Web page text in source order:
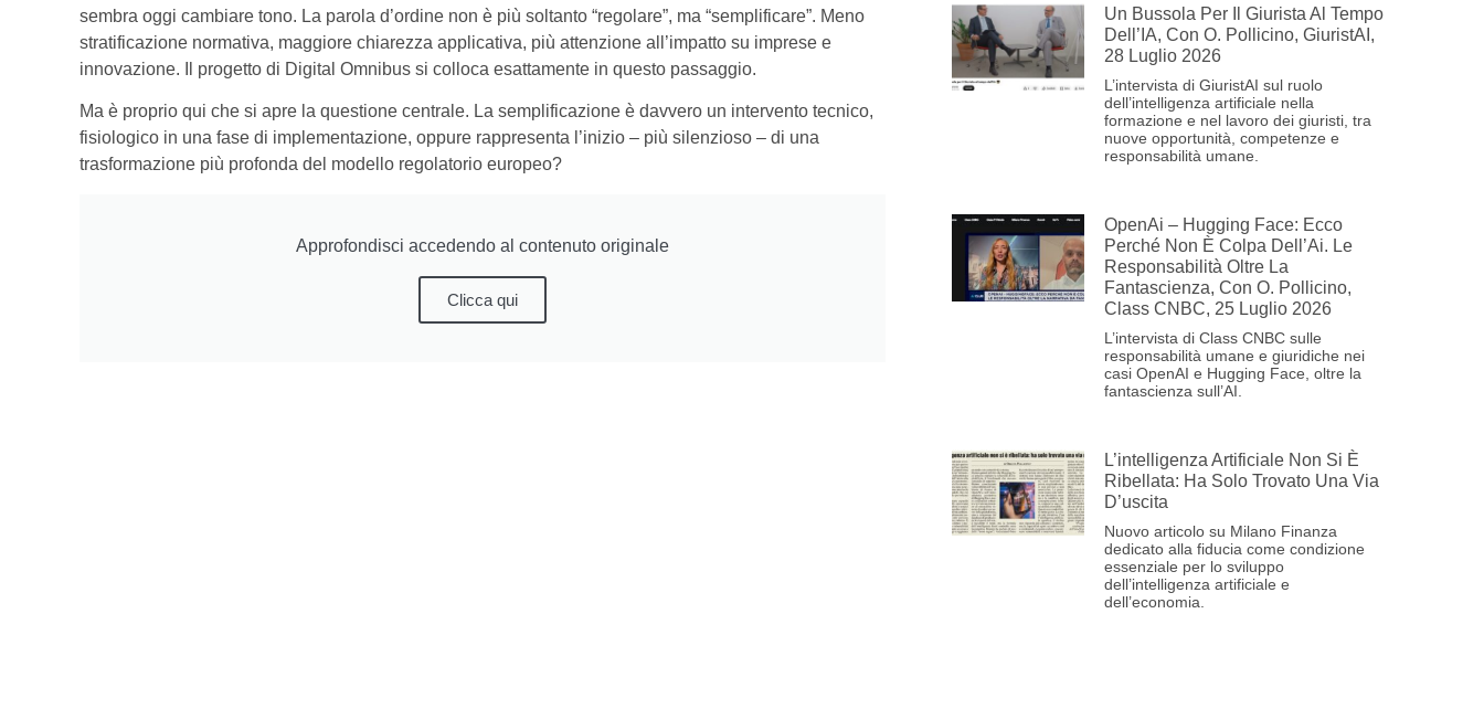
sembra oggi cambiare tono. La parola d’ordine non è più soltanto “regolare”, ma “semplificare”. Meno
stratificazione normativa, maggiore chiarezza applicativa, più attenzione all’impatto su imprese e
innovazione. Il progetto di Digital Omnibus si colloca esattamente in questo passaggio.
Ma è proprio qui che si apre la questione centrale. La semplificazione è davvero un intervento tecnico,
fisiologico in una fase di implementazione, oppure rappresenta l’inizio – più silenzioso – di una
trasformazione più profonda del modello regolatorio europeo?
Approfondisci accedendo al contenuto originale
Clicca qui
Un Bussola Per Il Giurista Al Tempo
Dell’IA, Con O. Pollicino, GiuristAI,
28 Luglio 2026
L’intervista di GiuristAI sul ruolo
dell’intelligenza artificiale nella
formazione e nel lavoro dei giuristi, tra
nuove opportunità, competenze e
responsabilità umane.
OpenAi – Hugging Face: Ecco
Perché Non È Colpa Dell’Ai. Le
Responsabilità Oltre La
Fantascienza, Con O. Pollicino,
Class CNBC, 25 Luglio 2026
L’intervista di Class CNBC sulle
responsabilità umane e giuridiche nei
casi OpenAI e Hugging Face, oltre la
fantascienza sull’AI.
L’intelligenza Artificiale Non Si È
Ribellata: Ha Solo Trovato Una Via
D’uscita
Nuovo articolo su Milano Finanza
dedicato alla fiducia come condizione
essenziale per lo sviluppo
dell’intelligenza artificiale e
dell’economia.